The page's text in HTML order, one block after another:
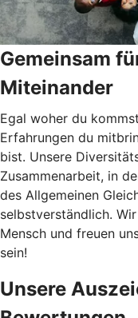
Gemeinsam
Miteinander
Egal woher du
Erfahrungen du
bist. Unsere
Zusammenarbeit, in
des Allgemeinen
selbstverständlich.
Mensch und freuen
sein!
Unsere